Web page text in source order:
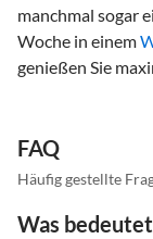
manchmal sogar
Woche in einem
genießen Sie
FAQ
Häufig gestellte
Was